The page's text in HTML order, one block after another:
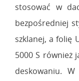
stosować w
bezpośredniej
szklanej, a folię
5000 S również
deskowaniu.